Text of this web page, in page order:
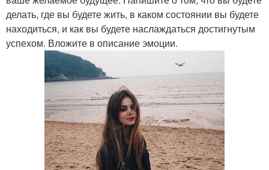
делать, где вы будете жить, в каком состоянии вы будете
находиться, и как вы будете наслаждаться достигнутым
успехом. Вложите в описание эмоции.